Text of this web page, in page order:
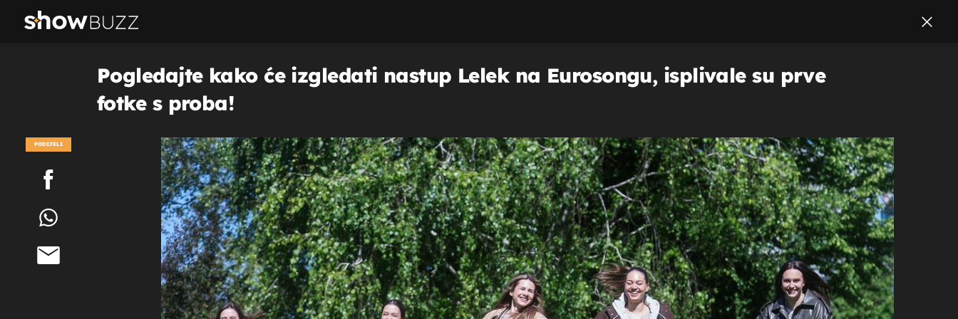
Pogledajte kako će izgledati nastup Lelek na Eurosongu, isplivale su prve
fotke s proba!
PODIJELI
POGLEDAJ